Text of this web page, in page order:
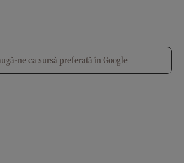
ne ca sursă preferată în Google